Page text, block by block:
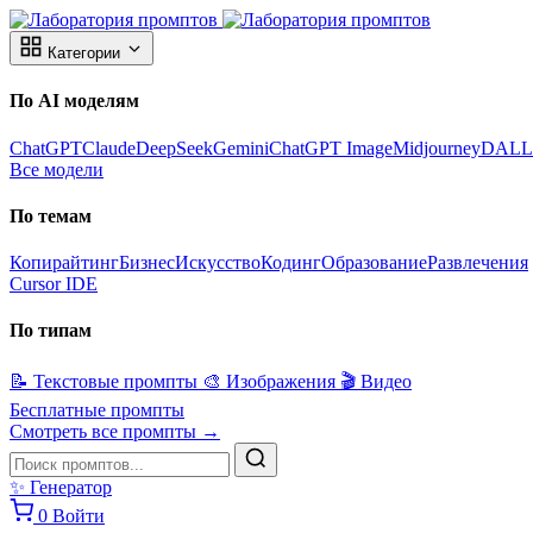
Категории
По AI моделям
ChatGPTClaudeDeepSeekGeminiChatGPT ImageMidjourney
Все модели
По темам
КопирайтингБизнесИскусствоКодингОбразованиеРазвлечения
Cursor IDE
По типам
📝 Текстовые промпты 🎨 Изображения 🎬 Видео
Бесплатные промпты
Смотреть все промпты →
✨ Генератор
0 Войти